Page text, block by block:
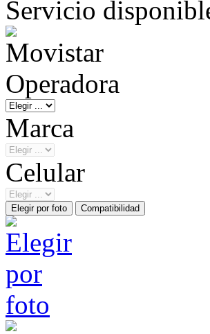
Servicio
Operadora
Marca
Celular